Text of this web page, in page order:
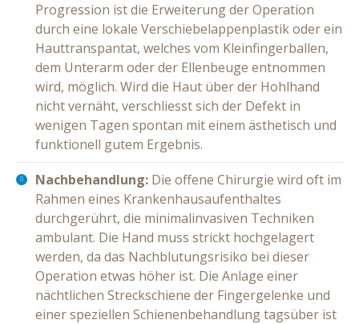
Progression ist die Erweiterung der Operation
durch eine lokale Verschiebelappenplastik oder ein
Hauttranspantat, welches vom Kleinfingerballen,
dem Unterarm oder der Ellenbeuge entnommen
wird, möglich. Wird die Haut über der Hohlhand
nicht vernäht, verschliesst sich der Defekt in
wenigen Tagen spontan mit einem ästhetisch und
funktionell gutem Ergebnis.
Nachbehandlung: Die offene Chirurgie wird oft im
Rahmen eines Krankenhausaufenthaltes
durchgerührt, die minimalinvasiven Techniken
ambulant. Die Hand muss strickt hochgelagert
werden, da das Nachblutungsrisiko bei dieser
Operation etwas höher ist. Die Anlage einer
nächtlichen Streckschiene der Fingergelenke und
einer speziellen Schienenbehandlung tagsüber ist